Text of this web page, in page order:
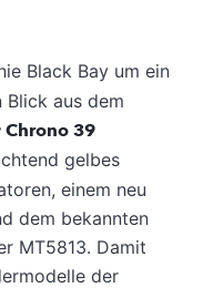
Black Bay um ein
Blick aus dem
Chrono 39
gelbes
einem neu
dem bekannten
MT5813. Damit
der